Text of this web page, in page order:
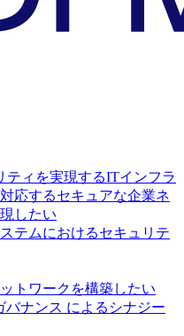
ティを実現するITインフラ
応するセキュアな企業ネ
したい
テムにおけるセキュリテ
トワークを構築したい
バナンス によるシナジー